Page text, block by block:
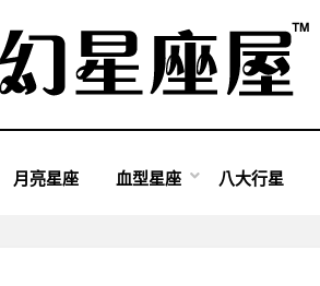
月亮星座 血型星座 八大行星